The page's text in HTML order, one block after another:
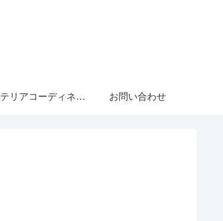
インテリアコーディネーターブログ お問い合わせ